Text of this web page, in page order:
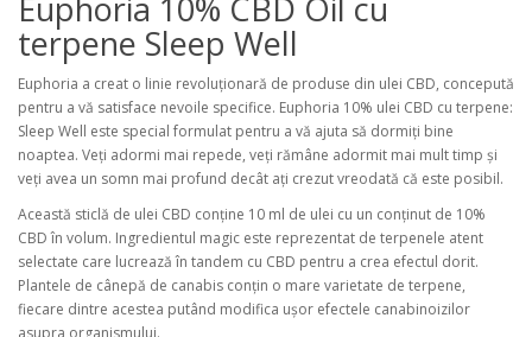
Euphoria 10% CBD Oil cu
terpene Sleep Well
Euphoria a creat o linie revoluționară de produse din ulei CBD, concepută
pentru a vă satisface nevoile specifice. Euphoria 10% ulei CBD cu terpene:
Sleep Well este special formulat pentru a vă ajuta să dormiți bine
noaptea. Veți adormi mai repede, veți rămâne adormit mai mult timp și
veți avea un somn mai profund decât ați crezut vreodată că este posibil.
Această sticlă de ulei CBD conține 10 ml de ulei cu un conținut de 10%
CBD în volum. Ingredientul magic este reprezentat de terpenele atent
selectate care lucrează în tandem cu CBD pentru a crea efectul dorit.
Plantele de cânepă de canabis conțin o mare varietate de terpene,
fiecare dintre acestea putând modifica ușor efectele canabinoizilor
asupra organismului.